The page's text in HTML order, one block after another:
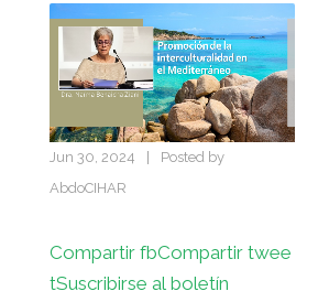
Jun 30, 2024
Posted by
AbdoCIHAR
Compartir fbCompartir twee
tSuscribirse al boletín